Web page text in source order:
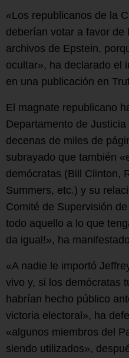
«Los republicanos de la
deberían votar a favor de
archivos de Epstein,
ocultar», ha declarado el
en una publicación en
El magnate republicano
Departamento de
decenas de miles de
subrayado que también
demócratas (Bill Clinton,
Summers, etc.) y su
Comité de Supervisión
todo aquello a lo que
da igual!», ha
«A nadie le importó
vivo y, si los demócratas
habrían hecho público
victoria electoral», ha
«algunos miembros del
siendo utilizados»,